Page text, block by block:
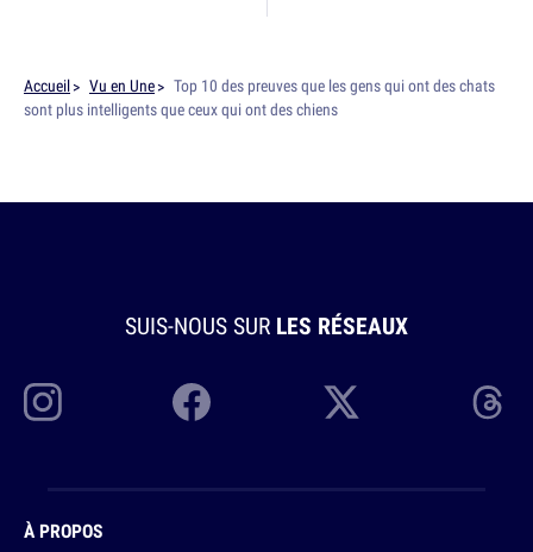
Accueil Vu en Une
Top 10 des preuves que les gens qui ont des chats
sont plus intelligents que ceux qui ont des chiens
SUIS-NOUS SUR LES RÉSEAUX
À PROPOS